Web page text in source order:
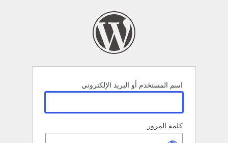
اسم المستخدم أو البريد الإلكتروني
كلمة المرور